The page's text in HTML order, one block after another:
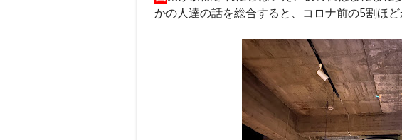
かの人達の話を総合すると、コロナ前の5割ほど